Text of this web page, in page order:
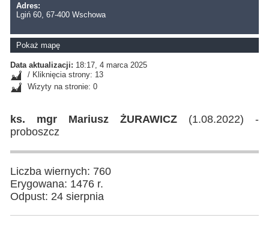
Adres:
Lgiń 60, 67-400 Wschowa
Pokaż mapę
Data aktualizacji: 18:17, 4 marca 2025
/ Kliknięcia strony: 13
Wizyty na stronie: 0
ks. mgr Mariusz ŻURAWICZ(1.08.2022) -
proboszcz
Liczba wiernych: 760
Erygowana: 1476 r.
Odpust: 24 sierpnia